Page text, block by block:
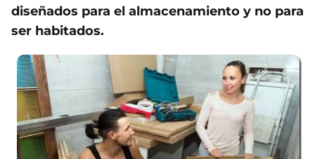
diseñados para el almacenamiento y no para
ser habitados.